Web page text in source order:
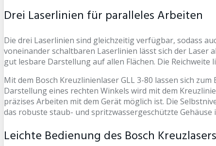
Drei Laserlinien für paralleles Arbeiten
Die drei Laserlinien sind gleichzeitig verfügbar, sodass
voneinander schaltbaren Laserlinien lässt sich der Laser
gut lesbare Darstellung auf allen Flächen. Die
Mit dem Bosch Kreuzlinienlaser GLL 3-80 lassen sich
Darstellung eines rechten Winkels wird mit dem
präzises Arbeiten mit dem Gerät möglich ist. Die
das robuste staub- und spritzwassergeschützte
Leichte Bedienung des Bosch